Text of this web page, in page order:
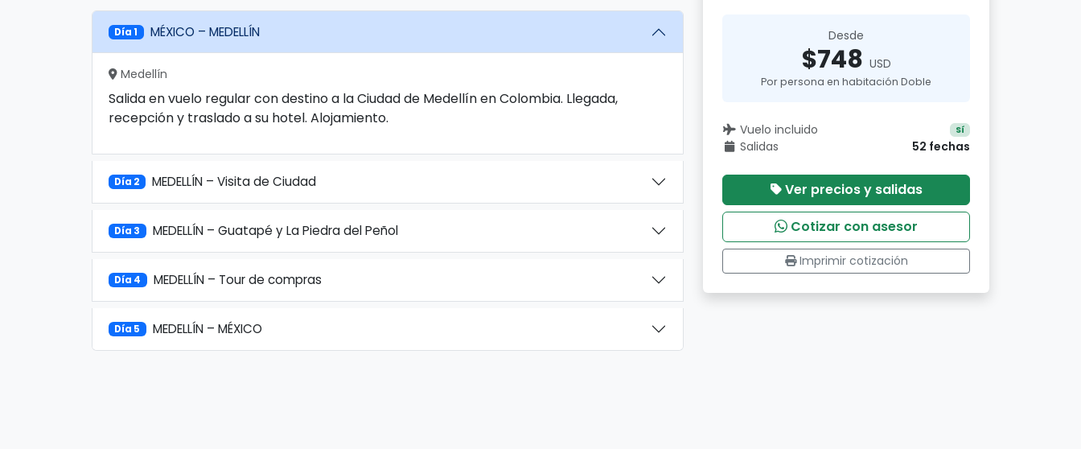
Día 1 MÉXICO – MEDELLÍN
Medellín
Salida en vuelo regular con destino a la Ciudad de Medellín en Colombia. Llegada,
recepción y traslado a su hotel. Alojamiento.
Día 2 MEDELLÍN – Visita de Ciudad
Día 3 MEDELLÍN – Guatapé y La Piedra del Peñol
Día 4 MEDELLÍN – Tour de compras
Día 5 MEDELLÍN – MÉXICO
Desde
$748 USD
Por persona en habitación Doble
Vuelo incluido Sí
Salidas 52 fechas
Ver precios y salidas
Cotizar con asesor
Imprimir cotización